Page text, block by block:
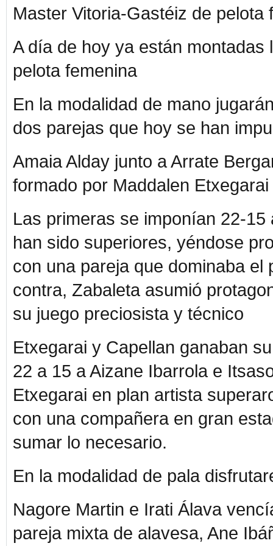
Master Vitoria-Gastéiz de pelota
A día de hoy ya están
pelota femenina
En la modalidad de mano
dos parejas que hoy se han
Amaia Alday junto a Arrate
formado por Maddalen
Las primeras se imponían 22-
han sido superiores, yéndose
con una pareja que dominaba
contra, Zabaleta asumió
su juego preciosista y técnico
Etxegarai y Capellan ganaban
22 a 15 a Aizane Ibarrola e
Etxegarai en plan artista
con una compañera en gran
sumar lo necesario.
En la modalidad de pala
Nagore Martin e Irati Álava
pareja mixta de alavesa, Ane